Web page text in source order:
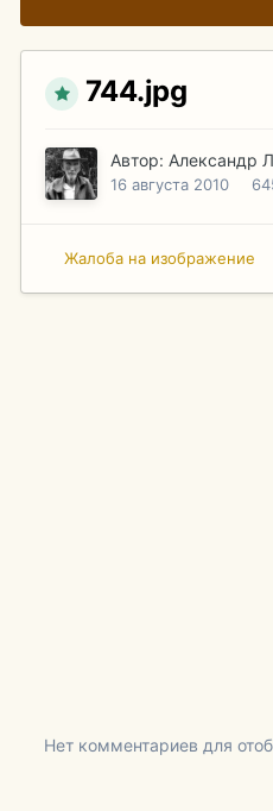
744.jpg
Автор: Александр
16 августа 2010
Жалоба на изображение
Нет комментариев для